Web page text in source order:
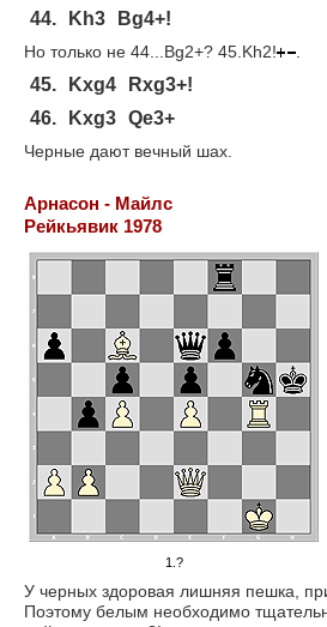
44.
Kh3 Bg4+!
Но только не 44...Bg2+? 45.Kh2!
45. Kxg4
Rxg3+!
46.
Kxg3 Qe3+
Черные дают вечный шах.
Арнасон - Майлс
Рейкьявик 1978
1.?
У черных здоровая лишняя пешка,
Поэтому белым необходимо